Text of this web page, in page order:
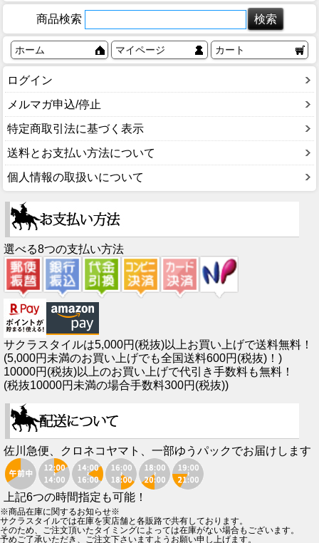
商品検索
ホーム マイページ カート
ログイン
メルマガ申込/停止
特定商取引法に基づく表示
送料とお支払い方法について
個人情報の取扱いについて
選べる8つの支払い方法
サクラスタイルは5,000円(税抜)以上お買い上げで送料無料！
(5,000円未満のお買い上げでも全国送料600円(税抜)！)
10000円(税抜)以上のお買い上げで代引き手数料も無料！
(税抜10000円未満の場合手数料300円(税抜))
佐川急便、クロネコヤマト、一部ゆうパックでお届けします
上記6つの時間指定も可能！
※商品在庫に関するお知らせ※
サクラスタイルでは在庫を実店舗と各販路で共有しております。
そのため、ご注文頂いたタイミングによっては在庫がない場合もございます。
予めご了承いただき、ご注文下さいますようお願い申し上げます。